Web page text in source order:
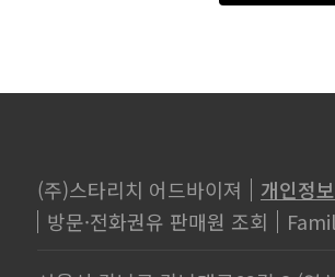
(주)스타리치 어드바이져 개인정
방문·전화권유 판매원 조회